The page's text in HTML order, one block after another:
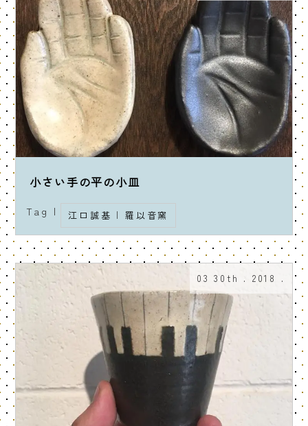
小さい手の平の小皿
Tag | 江口誠基 |羅以音窯
03 30th . 2018 .